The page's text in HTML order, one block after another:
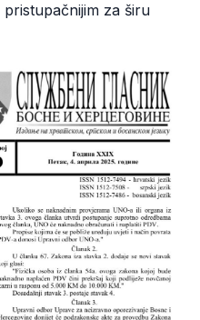
za širu